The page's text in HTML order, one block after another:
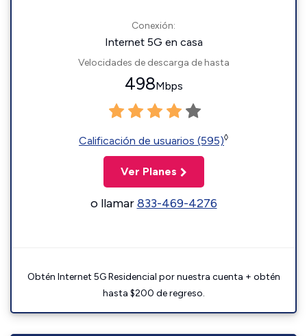
Conexión:
Internet 5G en casa
Velocidades de descarga de hasta
498Mbps
Calificación de usuarios (595)◊
Ver Planes
o llamar833-469-4276
Obtén Internet 5G Residencial por nuestra cuenta + obtén
hasta $200 de regreso.